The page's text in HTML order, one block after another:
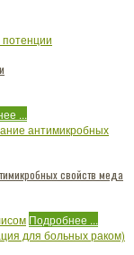
...
свойств меда
Подробнее ...